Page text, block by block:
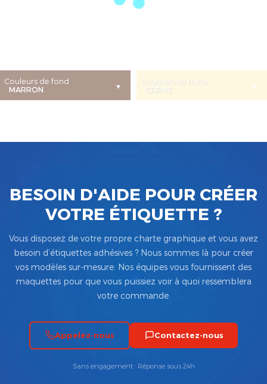
Couleurs de fond Couleurs de texte
BESOIN D'AIDE POUR CRÉER
VOTRE ÉTIQUETTE ?
Vous disposez de votre propre charte graphique et vous avez
besoin d’étiquettes adhésives ? Nous sommes là pour créer
vos modèles sur-mesure. Nos équipes vous fournissent des
maquettes pour que vous puissiez voir à quoi ressemblera
votre commande.
Appelez-nous Contactez-nous
Sans engagement · Réponse sous 24h